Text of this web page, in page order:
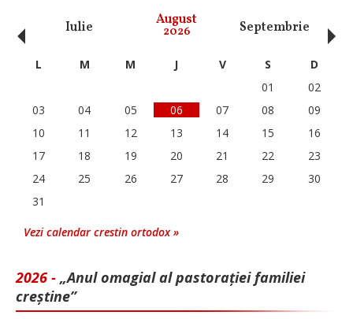
Iulie August
2026 Septembrie
‹ L M M J V S
D
01
02
03
04 05 06 07 08
09
10
11 12 13 14 15
16
17
18 19 20 21 22
23
24
25 26 27 28 29
30
31
Vezi calendar crestin ortodox »
2026 - „Anul omagial al pastorației familiei
creștine”